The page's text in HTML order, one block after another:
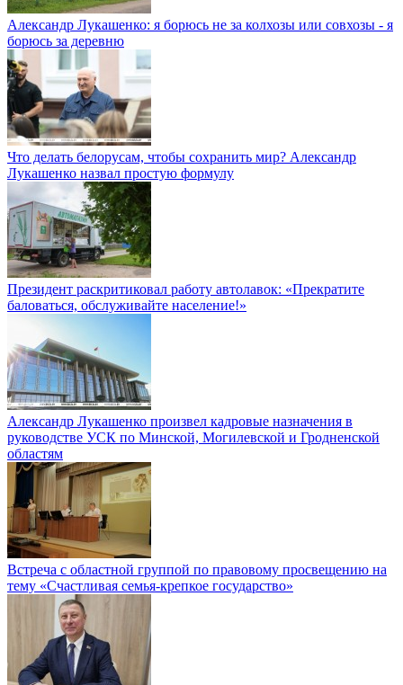
Александр Лукашенко: я борюсь не за колхозы или совхозы - я
борюсь за деревню
Что делать белорусам, чтобы сохранить мир? Александр
Лукашенко назвал простую формулу
Президент раскритиковал работу автолавок: «Прекратите
баловаться, обслуживайте население!»
Александр Лукашенко произвел кадровые назначения в
руководстве УСК по Минской, Могилевской и Гродненской
областям
Встреча с областной группой по правовому просвещению на
тему «Счастливая семья-крепкое государство»